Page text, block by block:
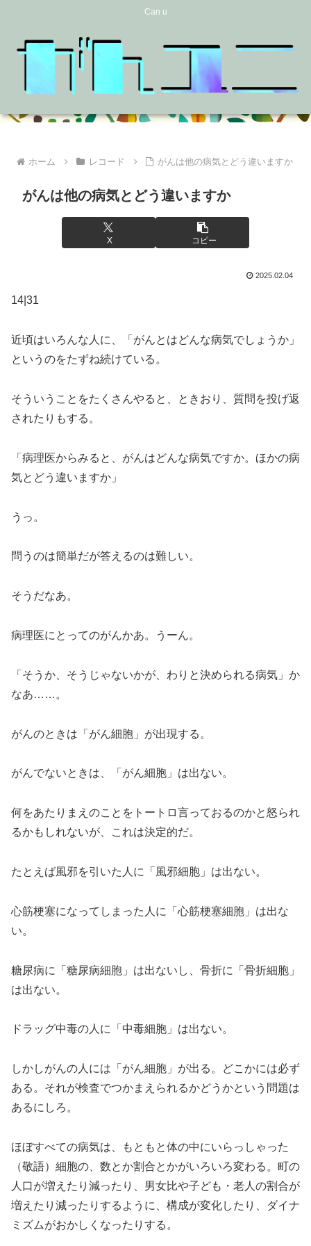
Can u
ホーム レコード がんは他の病気とどう違いますか
がんは他の病気とどう違いますか
X コピー
2025.02.04
14|31
近頃はいろんな人に、「がんとはどんな病気でしょうか」
というのをたずね続けている。
そういうことをたくさんやると、ときおり、質問を投げ返
されたりもする。
「病理医からみると、がんはどんな病気ですか。ほかの病
気とどう違いますか」
うっ。
問うのは簡単だが答えるのは難しい。
そうだなあ。
病理医にとってのがんかあ。うーん。
「そうか、そうじゃないかが、わりと決められる病気」か
なあ……。
がんのときは「がん細胞」が出現する。
がんでないときは、「がん細胞」は出ない。
何をあたりまえのことをトートロ言っておるのかと怒られ
るかもしれないが、これは決定的だ。
たとえば風邪を引いた人に「風邪細胞」は出ない。
心筋梗塞になってしまった人に「心筋梗塞細胞」は出な
い。
糖尿病に「糖尿病細胞」は出ないし、骨折に「骨折細胞」
は出ない。
ドラッグ中毒の人に「中毒細胞」は出ない。
しかしがんの人には「がん細胞」が出る。どこかには必ず
ある。それが検査でつかまえられるかどうかという問題は
あるにしろ。
ほぼすべての病気は、もともと体の中にいらっしゃった
（敬語）細胞の、数とか割合とかがいろいろ変わる。町の
人口が増えたり減ったり、男女比や子ども・老人の割合が
増えたり減ったりするように、構成が変化したり、ダイナ
ミズムがおかしくなったりする。